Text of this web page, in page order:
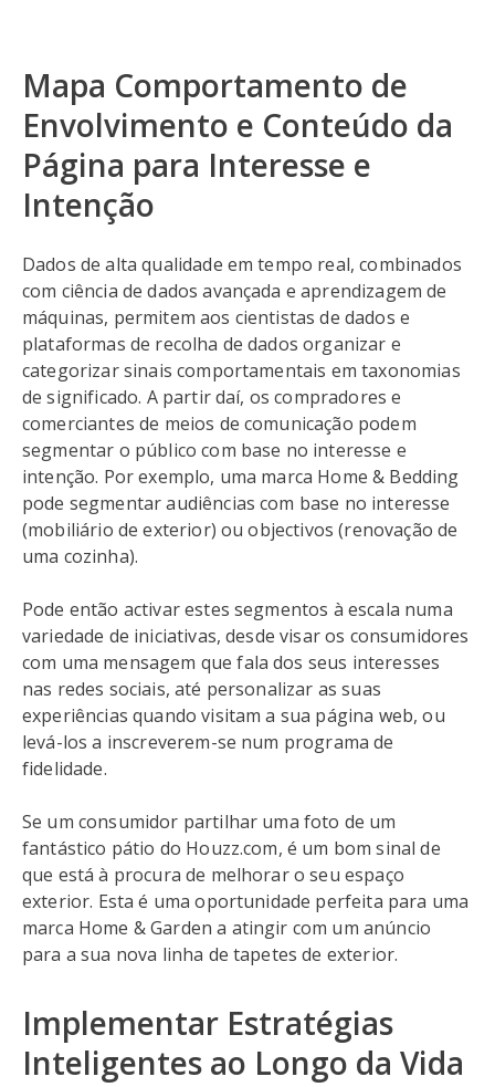
Mapa Comportamento de
Envolvimento e Conteúdo da
Página para Interesse e
Intenção
Dados de alta qualidade em tempo real, combinados
com ciência de dados avançada e aprendizagem de
máquinas, permitem aos cientistas de dados e
plataformas de recolha de dados organizar e
categorizar sinais comportamentais em taxonomias
de significado. A partir daí, os compradores e
comerciantes de meios de comunicação podem
segmentar o público com base no interesse e
intenção. Por exemplo, uma marca Home & Bedding
pode segmentar audiências com base no interesse
(mobiliário de exterior) ou objectivos (renovação de
uma cozinha).
Pode então activar estes segmentos à escala numa
variedade de iniciativas, desde visar os consumidores
com uma mensagem que fala dos seus interesses
nas redes sociais, até personalizar as suas
experiências quando visitam a sua página web, ou
levá-los a inscreverem-se num programa de
fidelidade.
Se um consumidor partilhar uma foto de um
fantástico pátio do Houzz.com, é um bom sinal de
que está à procura de melhorar o seu espaço
exterior. Esta é uma oportunidade perfeita para uma
marca Home & Garden a atingir com um anúncio
para a sua nova linha de tapetes de exterior.
Implementar Estratégias
Inteligentes ao Longo da Vida